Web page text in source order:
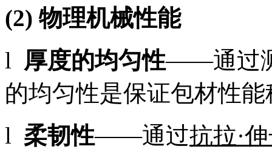
(2) 物理机械性能
l 厚度的均匀性——通过
的均匀性是保证包材性
l 柔韧性——通过抗拉·